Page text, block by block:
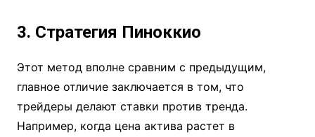
3. Стратегия Пиноккио
Этот метод вполне сравним с предыдущим,
главное отличие заключается в том, что
трейдеры делают ставки против тренда.
Например, когда цена актива растет в